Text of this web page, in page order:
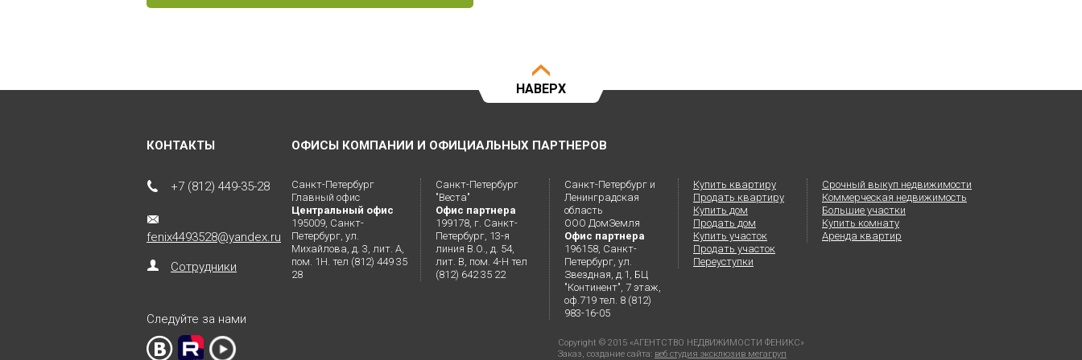
НАВЕРХ
КОНТАКТЫ
+7 (812) 449-35-28
fenix4493528@yandex.ru
Сотрудники
Следуйте за нами
ОФИСЫ КОМПАНИИ И ОФИЦИАЛЬНЫХ ПАРТНЕРОВ
Санкт-Петербург
Главный офис
Центральный офис
195009, Санкт-
Петербург, ул.
Михайлова, д. 3, лит. А,
пом. 1Н. тел (812) 449 35
28
Санкт-Петербург
"Веста"
Офис партнера
199178, г. Санкт-
Петербург, 13-я
линия В.О., д. 54,
лит. В, пом. 4-Н тел
(812) 642 35 22
Санкт-Петербург и
Ленинградская
область
ООО ДомЗемля
Офис партнера
196158, Санкт-
Петербург, ул.
Звездная, д.1, БЦ
"Континент", 7 этаж,
оф.719 тел. 8 (812)
983-16-05
Купить квартиру
Продать квартиру
Купить дом
Продать дом
Купить участок
Продать участок
Переуступки
Срочный выкуп недвижимости
Коммерческая недвижимость
Большие участки
Купить комнату
Аренда квартир
Copyright © 2015 «АГЕНТСТВО НЕДВИЖИМОСТИ ФЕНИКС»
Заказ, создание сайта: веб студия эксклюзив мегагруп